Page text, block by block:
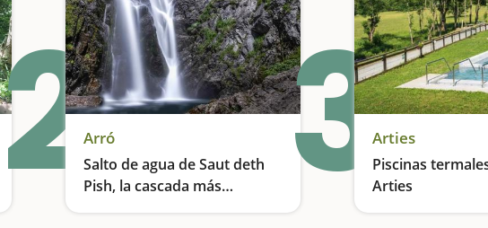
2Arró
Salto de agua de Saut deth
Pish, la cascada más
Una cascada de más de 50 metros 3Arties
Piscinas
Arties